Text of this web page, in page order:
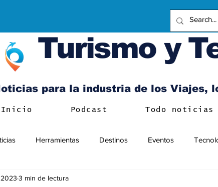
Turismo y
para la industria de los Viajes,
Inicio Podcast Todo noticias
Herramientas Destinos Eventos
3 min de lectura